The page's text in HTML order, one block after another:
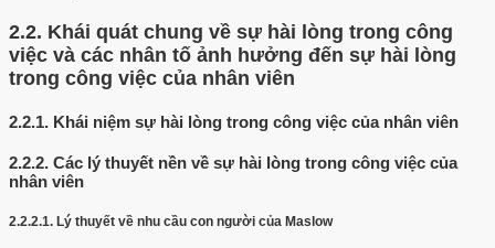
2.2. Khái quát chung về sự hài lòng trong công
việc và các nhân tố ảnh hưởng đến sự hài lòng
trong công việc của nhân viên
2.2.1. Khái niệm sự hài lòng trong công việc của nhân viên
2.2.2. Các lý thuyết nền về sự hài lòng trong công việc của
nhân viên
2.2.2.1. Lý thuyết về nhu cầu con người của Maslow